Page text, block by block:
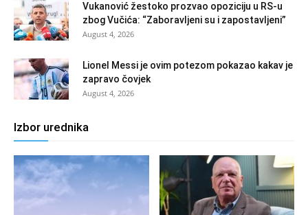
Vukanović žestoko prozvao opoziciju u RS-u
zbog Vučića: “Zaboravljeni su i zapostavljeni”
August 4, 2026
Lionel Messi je ovim potezom pokazao kakav je
zapravo čovjek
August 4, 2026
Izbor urednika